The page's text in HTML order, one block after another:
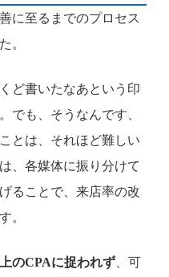
に至るまでのプロセス
。
ど書いたなあという印
でも、そうなんです、
とは、それほど難しい
、各媒体に振り分けて
ることで、来店率の改
。
のCPAに捉われず 、可